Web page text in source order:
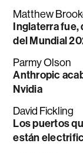
Matthew
Inglaterra fue,
del Mundial
Parmy Olson
Anthropic
Nvidia
David Fickling
Los puertos
están